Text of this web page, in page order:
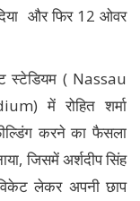
और फिर 12 ओवर
स्टेडियम ( Nassau
में रोहित शर्मा
करने का फैसला
जिसमें अर्शदीप सिंह
लेकर अपनी छाप